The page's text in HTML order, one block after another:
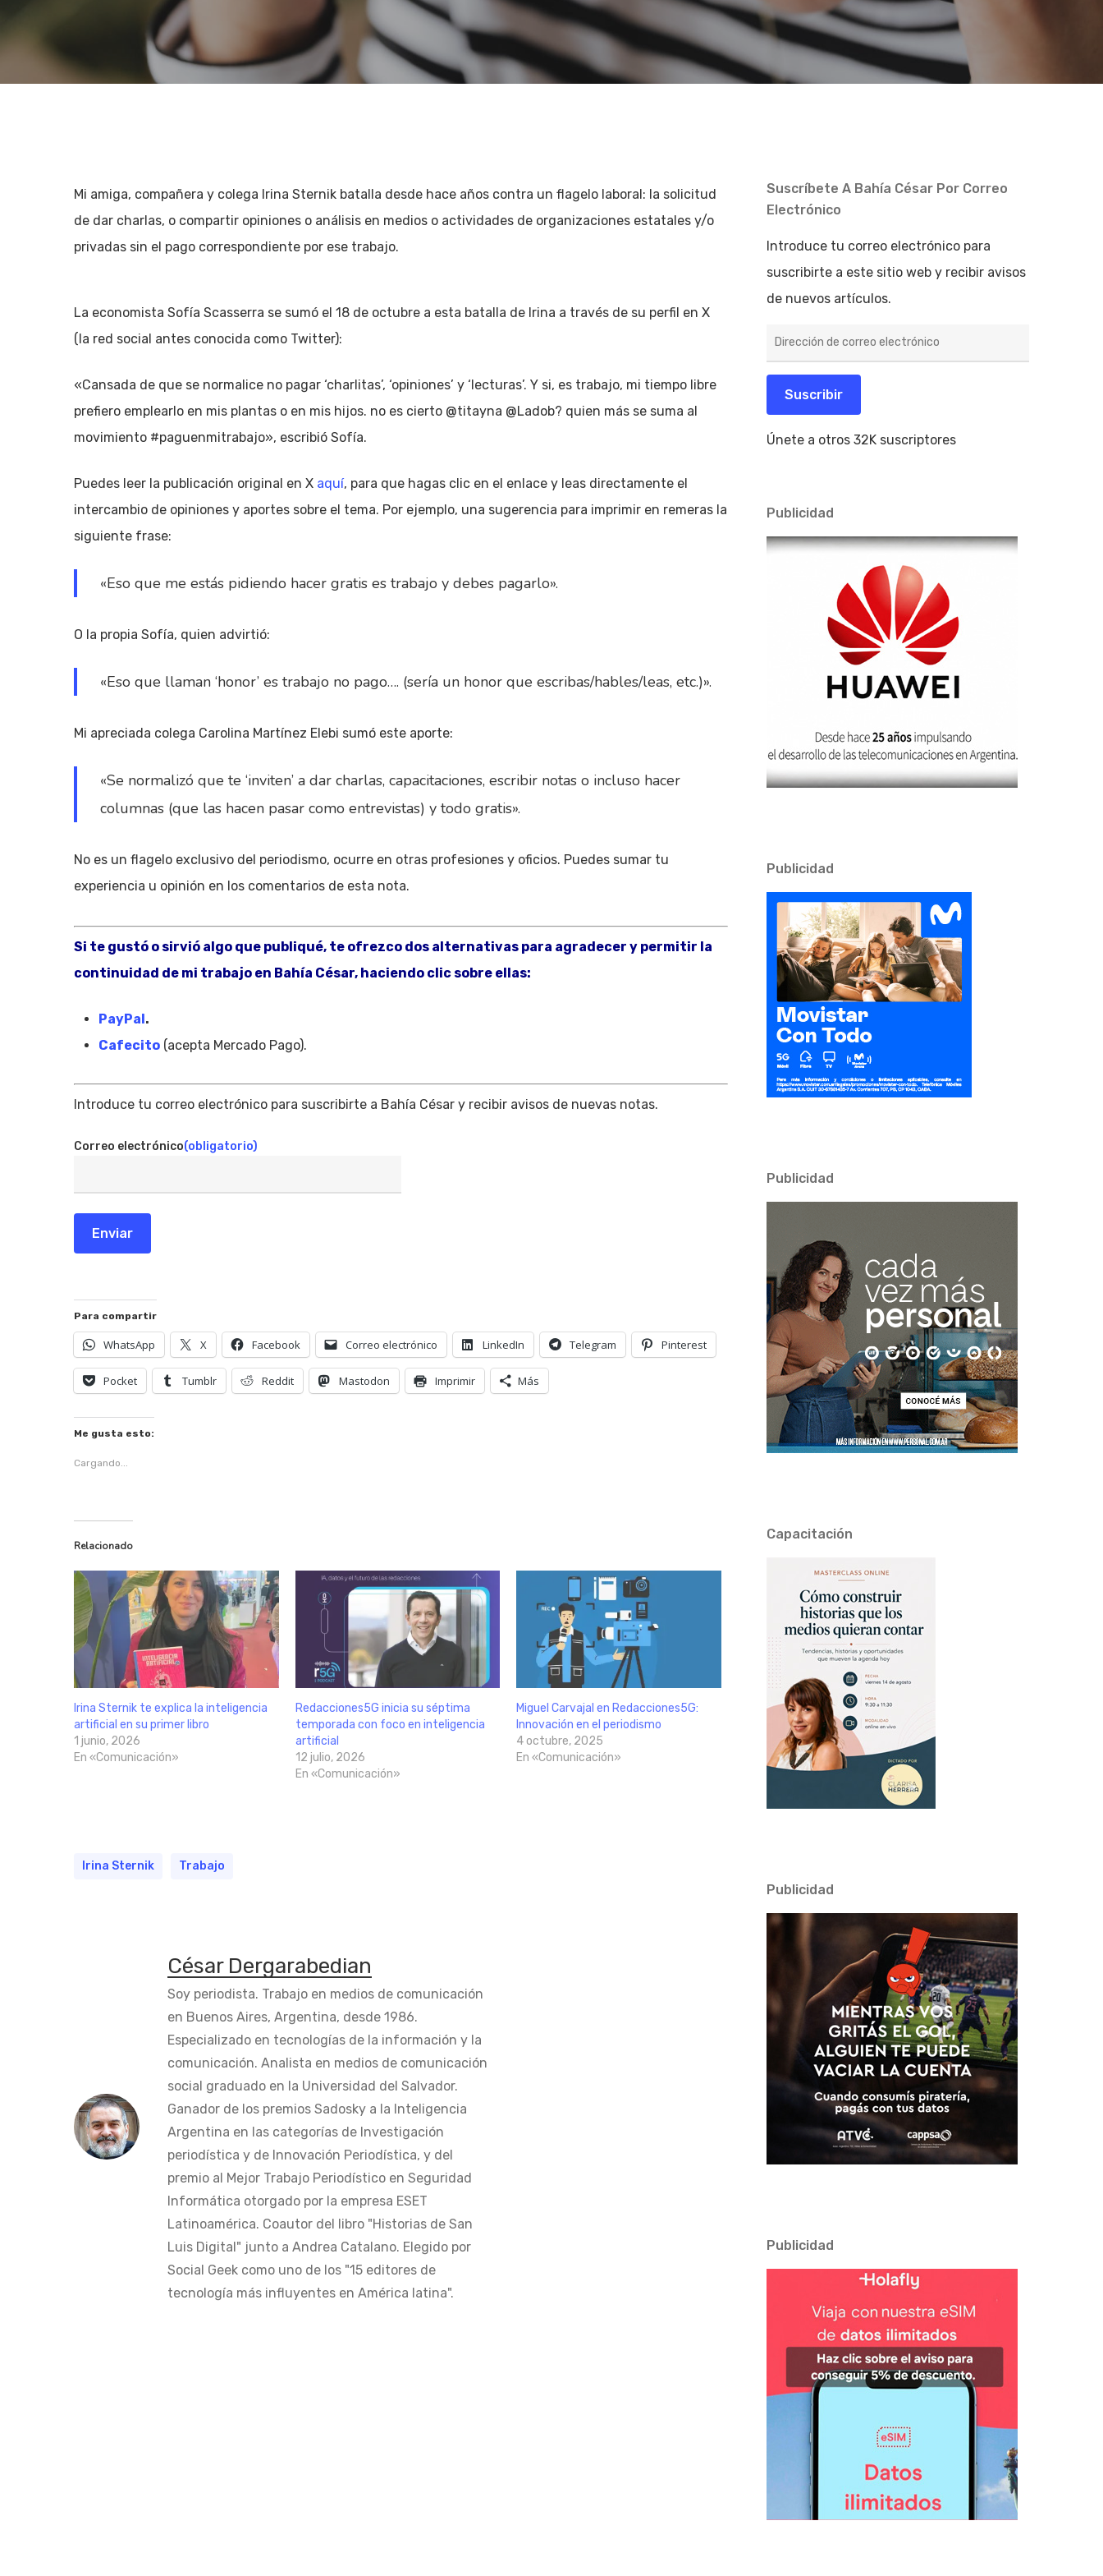
Mi amiga, compañera y colega Irina Sternik batalla desde hace años contra un flagelo laboral: la solicitud
de dar charlas, o compartir opiniones o análisis en medios o actividades de organizaciones estatales y/o
privadas sin el pago correspondiente por ese trabajo.
La economista Sofía Scasserra se sumó el 18 de octubre a esta batalla de Irina a través de su perfil en X
(la red social antes conocida como Twitter):
«Cansada de que se normalice no pagar ‘charlitas’, ‘opiniones’ y ‘lecturas’. Y si, es trabajo, mi tiempo libre
prefiero emplearlo en mis plantas o en mis hijos. no es cierto @titayna @Ladob? quien más se suma al
movimiento #paguenmitrabajo», escribió Sofía.
Puedes leer la publicación original en X aquí, para que hagas clic en el enlace y leas directamente el
intercambio de opiniones y aportes sobre el tema. Por ejemplo, una sugerencia para imprimir en remeras la
siguiente frase:
«Eso que me estás pidiendo hacer gratis es trabajo y debes pagarlo».
O la propia Sofía, quien advirtió:
«Eso que llaman ‘honor’ es trabajo no pago…. (sería un honor que escribas/hables/leas, etc.)».
Mi apreciada colega Carolina Martínez Elebi sumó este aporte:
«Se normalizó que te ‘inviten’ a dar charlas, capacitaciones, escribir notas o incluso hacer
columnas (que las hacen pasar como entrevistas) y todo gratis».
No es un flagelo exclusivo del periodismo, ocurre en otras profesiones y oficios. Puedes sumar tu
experiencia u opinión en los comentarios de esta nota.
Si te gustó o sirvió algo que publiqué, te ofrezco dos alternativas para agradecer y permitir la
continuidad de mi trabajo en Bahía César, haciendo clic sobre ellas:
PayPal.
Cafecito (acepta Mercado Pago).
Introduce tu correo electrónico para suscribirte a Bahía César y recibir avisos de nuevas notas.
Correo electrónico(obligatorio)
Enviar
Para compartir
WhatsApp X Facebook Correo electrónico LinkedIn Telegram Pinterest
Pocket Tumblr Reddit Mastodon Imprimir Más
Me gusta esto:
Cargando...
Relacionado
Irina Sternik te explica la inteligencia
artificial en su primer libro
1 junio, 2026
En «Comunicación»
Redacciones5G inicia su séptima
temporada con foco en inteligencia
artificial
12 julio, 2026
En «Comunicación»
Miguel Carvajal en Redacciones5G:
Innovación en el periodismo
4 octubre, 2025
En «Comunicación»
Irina Sternik Trabajo
César Dergarabedian
Soy periodista. Trabajo en medios de comunicación
en Buenos Aires, Argentina, desde 1986.
Especializado en tecnologías de la información y la
comunicación. Analista en medios de comunicación
social graduado en la Universidad del Salvador.
Ganador de los premios Sadosky a la Inteligencia
Argentina en las categorías de Investigación
periodística y de Innovación Periodística, y del
premio al Mejor Trabajo Periodístico en Seguridad
Informática otorgado por la empresa ESET
Latinoamérica. Coautor del libro "Historias de San
Luis Digital" junto a Andrea Catalano. Elegido por
Social Geek como uno de los "15 editores de
tecnología más influyentes en América latina".
Suscríbete A Bahía César Por Correo
Electrónico
Introduce tu correo electrónico para
suscribirte a este sitio web y recibir avisos
de nuevos artículos.
de
electrónico
Suscribir
Únete a otros 32K suscriptores
Publicidad
Publicidad
Publicidad
Capacitación
Publicidad
Publicidad